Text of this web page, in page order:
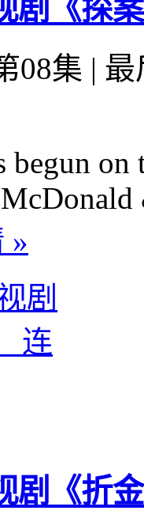
剧《探
08集 | 最
on
»
剧《折